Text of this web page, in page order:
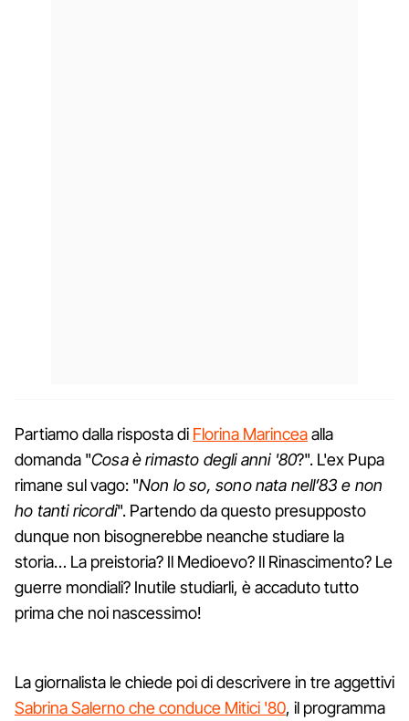
Partiamo dalla risposta di Florina Marinceaalla
domanda "Cosa è rimasto degli anni '80?". L'ex Pupa
rimane sul vago: "Non lo so, sono nata nell’83 e non
ho tanti ricordi". Partendo da questo presupposto
dunque non bisognerebbe neanche studiare la
storia… La preistoria? Il Medioevo? Il Rinascimento? Le
guerre mondiali? Inutile studiarli, è accaduto tutto
prima che noi nascessimo!
La giornalista le chiede poi di descrivere in tre aggettivi
Sabrina Salerno che conduce Mitici '80, il programma